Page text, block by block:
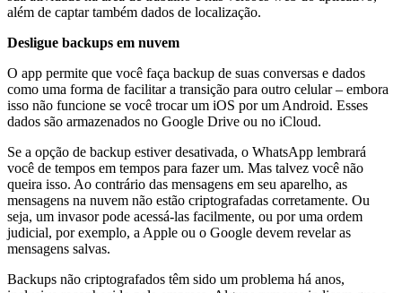
além de captar também dados de localização.
Desligue backups em nuvem
O app permite que você faça backup de suas conversas e dados
como uma forma de facilitar a transição para outro celular – embora
isso não funcione se você trocar um iOS por um Android. Esses
dados são armazenados no Google Drive ou no iCloud.
Se a opção de backup estiver desativada, o WhatsApp lembrará
você de tempos em tempos para fazer um. Mas talvez você não
queira isso. Ao contrário das mensagens em seu aparelho, as
mensagens na nuvem não estão criptografadas corretamente. Ou
seja, um invasor pode acessá-las facilmente, ou por uma ordem
judicial, por exemplo, a Apple ou o Google devem revelar as
mensagens salvas.
Backups não criptografados têm sido um problema há anos,